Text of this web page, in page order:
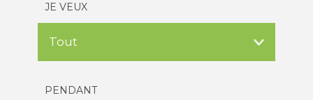
JE VEUX
PENDANT